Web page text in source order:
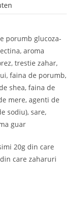
porumb glucoza-
aroma
trestie zahar,
faina de porumb,
shea, faina de
mere, agenti de
sodiu), sare,
guar
20g din care
care zaharuri